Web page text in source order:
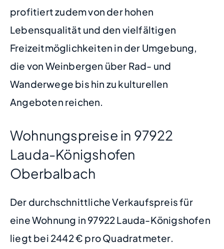
profitiert zudem von der hohen
Lebensqualität und den vielfältigen
Freizeitmöglichkeiten in der Umgebung,
die von Weinbergen über Rad- und
Wanderwege bis hin zu kulturellen
Angeboten reichen.
Wohnungspreise in 97922
Lauda-Königshofen
Oberbalbach
Der durchschnittliche Verkaufspreis für
eine Wohnung in 97922 Lauda-Königshofen
liegt bei 2442 € pro Quadratmeter.